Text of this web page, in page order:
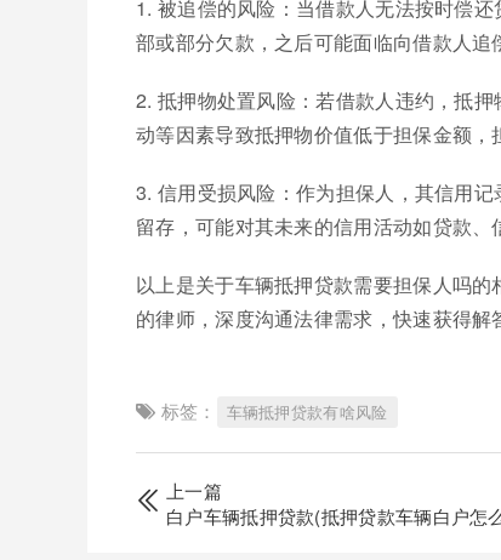
1. 被追偿的风险：当借款人无法按时偿
部或部分欠款，之后可能面临向借款人追
2. 抵押物处置风险：若借款人违约，抵
动等因素导致抵押物价值低于担保金额，
3. 信用受损风险：作为担保人，其信用
留存，可能对其未来的信用活动如贷款、
以上是关于车辆抵押贷款需要担保人吗
的律师，深度沟通法律需求，快速获得解
标签： 车辆抵押贷款有啥风险
上一篇
白户车辆抵押贷款(抵押贷款车辆白户怎